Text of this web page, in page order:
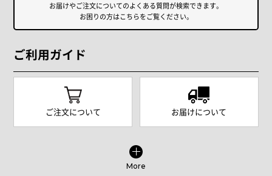
お届けやご注文についてのよくある質問が検索できます。
お困りの方はこちらをご覧ください。
ご利用ガイド
ご注文について お届けについて
More